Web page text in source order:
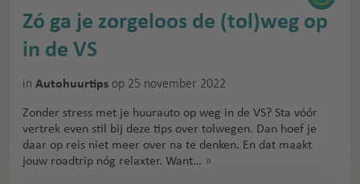
Zó ga je zorgeloos de (tol)weg op
in de VS
in Autohuurtips op 25 november 2022
Zonder stress met je huurauto op weg in de VS? Sta vóór
vertrek even stil bij deze tips over tolwegen. Dan hoef je
daar op reis niet meer over na te denken. En dat maakt
jouw roadtrip nóg relaxter. Want… »